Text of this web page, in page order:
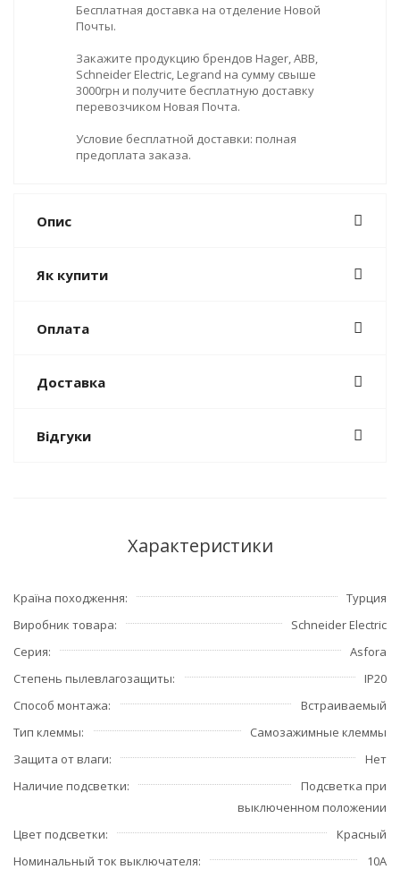
Бесплатная доставка на отделение Новой
Почты.
Закажите продукцию брендов Hager, ABB,
Schneider Electric, Legrand на сумму свыше
3000грн и получите бесплатную доставку
перевозчиком Новая Почта.
Условие бесплатной доставки: полная
предоплата заказа.
Опис
Як купити
Оплата
Доставка
Відгуки
Характеристики
Країна походження
Турция
Виробник товара
Schneider Electric
Серия
Asfora
Степень пылевлагозащиты
IP20
Способ монтажа
Встраиваемый
Тип клеммы
Самозажимные клеммы
Защита от влаги
Нет
Наличие подсветки
Подсветка при
выключенном положении
Цвет подсветки
Красный
Номинальный ток выключателя
10А